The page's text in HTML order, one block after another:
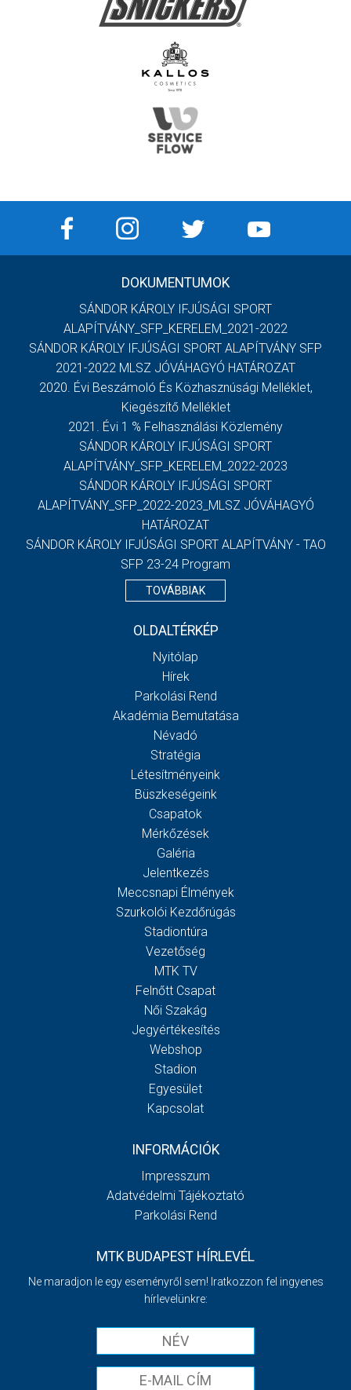
DOKUMENTUMOK
SÁNDOR KÁROLY IFJÚSÁGI SPORT
ALAPÍTVÁNY_SFP_KERELEM_2021-2022
SÁNDOR KÁROLY IFJÚSÁGI SPORT ALAPÍTVÁNY SFP
2021-2022 MLSZ JÓVÁHAGYÓ HATÁROZAT
2020. Évi Beszámoló És Közhasznúsági Melléklet,
Kiegészítő Melléklet
2021. Évi 1 % Felhasználási Közlemény
SÁNDOR KÁROLY IFJÚSÁGI SPORT
ALAPÍTVÁNY_SFP_KERELEM_2022-2023
SÁNDOR KÁROLY IFJÚSÁGI SPORT
ALAPÍTVÁNY_SFP_2022-2023_MLSZ JÓVÁHAGYÓ
HATÁROZAT
SÁNDOR KÁROLY IFJÚSÁGI SPORT ALAPÍTVÁNY - TAO
SFP 23-24 Program
TOVÁBBIAK
OLDALTÉRKÉP
Nyitólap
Hírek
Parkolási Rend
Akadémia Bemutatása
Névadó
Stratégia
Létesítményeink
Büszkeségeink
Csapatok
Mérkőzések
Galéria
Jelentkezés
Meccsnapi Élmények
Szurkolói Kezdőrúgás
Stadiontúra
Vezetőség
MTK TV
Felnőtt Csapat
Női Szakág
Jegyértékesítés
Webshop
Stadion
Egyesület
Kapcsolat
INFORMÁCIÓK
Impresszum
Adatvédelmi Tájékoztató
Parkolási Rend
MTK BUDAPEST HÍRLEVÉL
Ne maradjon le egy eseményről sem! Iratkozzon fel ingyenes
hírlevelünkre: